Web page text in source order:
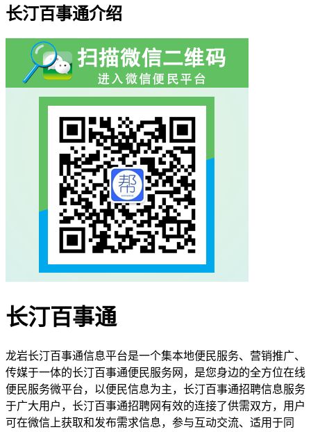
长汀百事通介绍
长汀百事通
龙岩长汀百事通信息平台是一个集本地便民服务、营销推广、
传媒于一体的长汀百事通便民服务网，是您身边的全方位在线
便民服务微平台，以便民信息为主，长汀百事通招聘信息服务
于广大用户，长汀百事通招聘网有效的连接了供需双方，用户
可在微信上获取和发布需求信息，参与互动交流、适用于同